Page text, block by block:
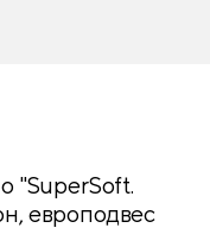
"SuperSoft.
европодвес